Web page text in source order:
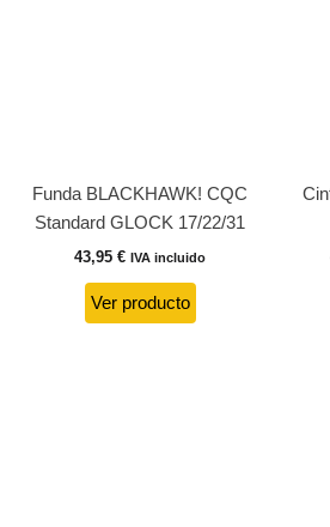
Funda BLACKHAWK! CQC
Standard GLOCK 17/22/31
43,95 € IVA incluido
Ver producto